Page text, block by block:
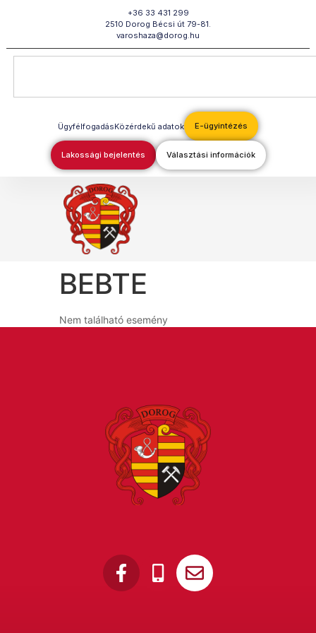
+36 33 431 299
2510 Dorog Bécsi út 79-81.
varoshaza@dorog.hu
ÜgyfélfogadásKözérdekű adatok E-ügyintézés
Lakossági bejelentés Választási információk
BEBTE
Nem található esemény